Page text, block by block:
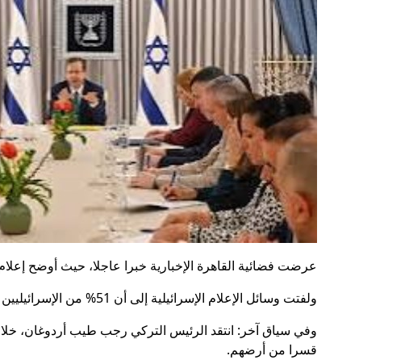
عرضت فضائية القاهرة الإخبارية خبرا عاجلا، حيث أوضح إعلام إسرائيلي، أن المعارضة ستحصل
ولفتت وسائل الإعلام الإسرائيلية إلى أن 51% من الإسرائيليين يعتقدون أن نتنياهو يهتم بالحفاظ على ائتلافه.
وفي سياق آخر: انتقد الرئيس التركي رجب طيب أردوغان،
قسرا من أرضهم.